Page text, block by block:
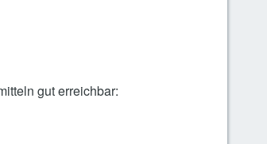
gut erreichbar: